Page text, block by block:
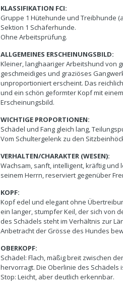
KLASSIFIKATION FCI:
Gruppe 1 Hütehunde und Treibhunde
Sektion 1 Schäferhunde.
Ohne Arbeitsprüfung.
ALLGEMEINES ERSCHEINUNGSBILD:
Kleiner, langhaariger Arbeitshund von
geschmeidiges und graziöses
unproportioniert erscheint. Das
und ein schön geformter Kopf mit
Erscheinungsbild.
WICHTIGE PROPORTIONEN:
Schädel und Fang gleich lang,
Vom Schultergelenk zu den
VERHALTEN/CHARAKTER (WESEN):
Wachsam, sanft, intelligent, kräftig
seinem Herrn, reserviert gegenüber
KOPF:
Kopf edel und elegant ohne
ein langer, stumpfer Keil, der sich von
des Schädels steht im Verhältnis zur
Anbetracht der Grösse des Hundes
OBERKOPF:
Schädel: Flach, mäßig breit zwischen
hervorragt. Die Oberlinie des Schädels
Stop: Leicht, aber deutlich erkennbar.